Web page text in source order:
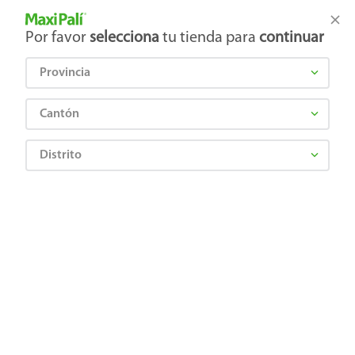
Tienda Maxi Palí
Por favor selecciona tu tienda para continuar
Provincia
Cantón
Distrito